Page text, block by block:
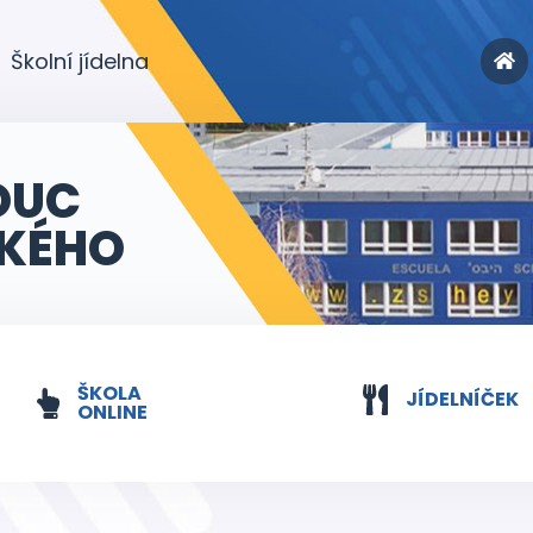
Školní jídelna
ŠKOLA
ONLINE JÍDELNÍČEK